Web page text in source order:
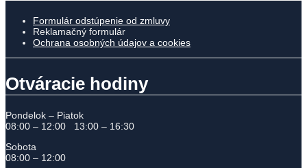
Formulár odstúpenie od zmluvy
Reklamačný formulár
Ochrana osobných údajov a cookies
Otváracie hodiny
Pondelok – Piatok
08:00 – 12:00 13:00 – 16:30
Sobota
08:00 – 12:00